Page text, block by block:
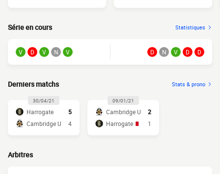
Série en cours Statistiques
V D V N V D N V D D
Derniers matchs Stats & prono
30/04/21
Harrogate
5
Cambridge U
4
09/01/21
Cambridge U
2
Harrogate
1
Arbitres